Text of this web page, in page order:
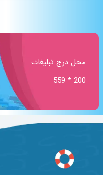
محل درج تبلیغات
200 * 559